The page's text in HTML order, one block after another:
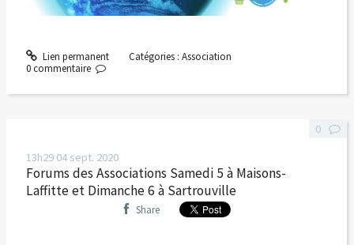
Lien permanent Catégories : Association
0 commentaire
13h29 04 sept. 2020
Forums des Associations Samedi 5 à Maisons-
Laffitte et Dimanche 6 à Sartrouville
Share
0